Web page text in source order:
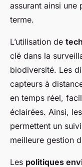
assurant ainsi une
terme.
L’utilisation de
clé dans la
biodiversité. Les
capteurs à
en temps réel,
éclairées. Ainsi,
permettent un
meilleure gestion
Les politiques